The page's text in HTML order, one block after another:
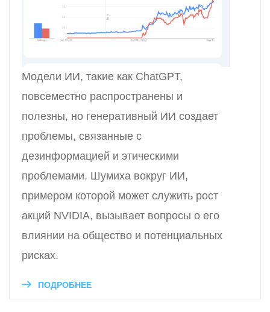
Модели ИИ, такие как ChatGPT,
повсеместно распространены и
полезны, но генеративный ИИ создает
проблемы, связанные с
дезинформацией и этическими
проблемами. Шумиха вокруг ИИ,
примером которой может служить рост
акций NVIDIA, вызывает вопросы о его
влиянии на общество и потенциальных
рисках.
ПОДРОБНЕЕ